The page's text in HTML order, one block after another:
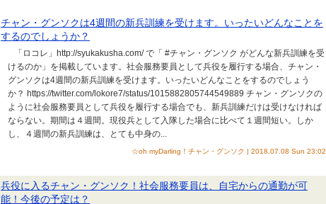
チャン・グンソクは4週間の新兵訓練を受けます。いったいどんなことを
するのでしょうか？
「ロコレ」http://syukakusha.com/ で「 #チャン・グンソク がどんな新兵訓練を受
けるのか」を掲載しています。社会服務要員として兵役を履行する場合、チャン・
グンソクは4週間の新兵訓練を受けます。いったいどんなことをするのでしょう
か？ https://twitter.com/lokore7/status/1015882805744549889 チャン・グンソクの
ように社会服務要員として兵役を履行する場合でも、新兵訓練だけは受けなければ
ならない。期間は４週間。現役兵として入隊した場合に比べて１週間短い。しか
し、４週間の新兵訓練は、とても中身の...
☆oh myDarling！チャン・グンソク | 2018.07.08 Sun 23:02
兵役に入るチャン・グンソク！社会服務要員は、自宅からの通勤が可
能！今後の予定は？